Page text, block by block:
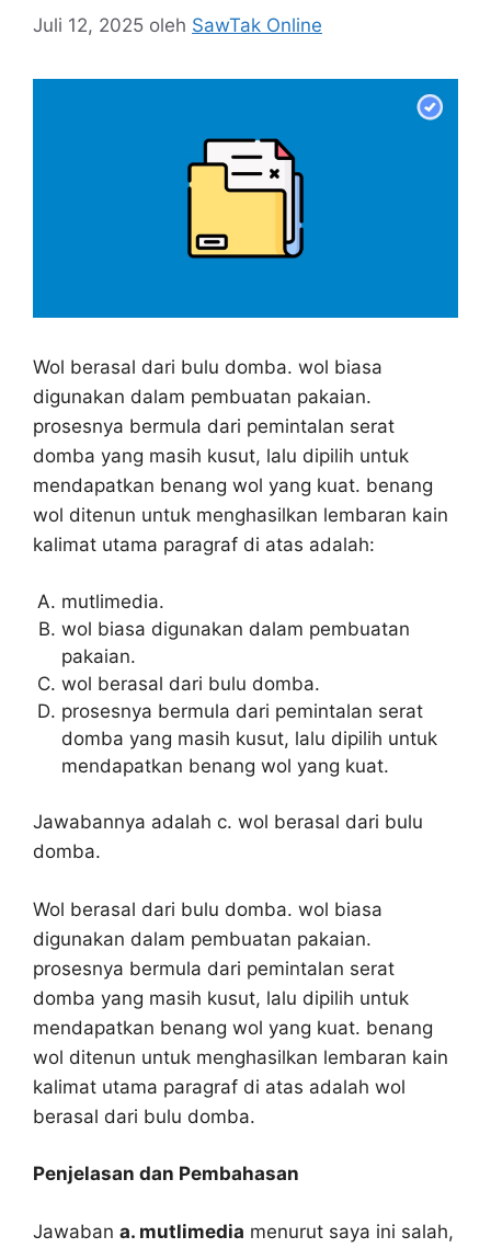
Juli 12, 2025 oleh SawTak Online
Wol berasal dari bulu domba. wol biasa
digunakan dalam pembuatan pakaian.
prosesnya bermula dari pemintalan serat
domba yang masih kusut, lalu dipilih untuk
mendapatkan benang wol yang kuat. benang
wol ditenun untuk menghasilkan lembaran kain
kalimat utama paragraf di atas adalah:
mutlimedia.
wol biasa digunakan dalam pembuatan
pakaian.
wol berasal dari bulu domba.
prosesnya bermula dari pemintalan serat
domba yang masih kusut, lalu dipilih untuk
mendapatkan benang wol yang kuat.
Jawabannya adalah c. wol berasal dari bulu
domba.
Wol berasal dari bulu domba. wol biasa
digunakan dalam pembuatan pakaian.
prosesnya bermula dari pemintalan serat
domba yang masih kusut, lalu dipilih untuk
mendapatkan benang wol yang kuat. benang
wol ditenun untuk menghasilkan lembaran kain
kalimat utama paragraf di atas adalah wol
berasal dari bulu domba.
Penjelasan dan Pembahasan
Jawaban a. mutlimedia menurut saya ini salah,